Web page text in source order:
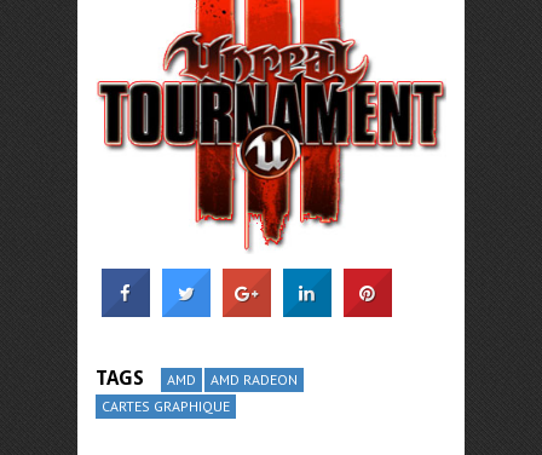
TAGS AMD
AMD RADEON
CARTES GRAPHIQUE